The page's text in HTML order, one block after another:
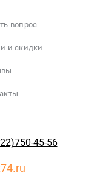
вопрос
и скидки
45-56